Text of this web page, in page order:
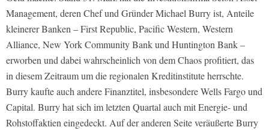
Management, deren Chef und Gründer Michael Burry ist, Anteile
kleinerer Banken – First Republic, Pacific Western, Western
Alliance, New York Community Bank und Huntington Bank –
erworben und dabei wahrscheinlich von dem Chaos profitiert, das
in diesem Zeitraum um die regionalen Kreditinstitute herrschte.
Burry kaufte auch andere Finanztitel, insbesondere Wells Fargo und
Capital. Burry hat sich im letzten Quartal auch mit Energie- und
Rohstoffaktien eingedeckt. Auf der anderen Seite veräußerte Burry